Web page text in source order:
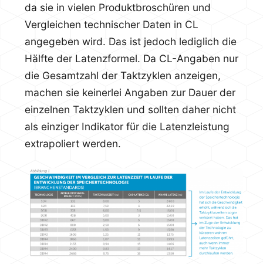
da sie in vielen Produktbroschüren und
Vergleichen technischer Daten in CL
angegeben wird. Das ist jedoch lediglich die
Hälfte der Latenzformel. Da CL-Angaben nur
die Gesamtzahl der Taktzyklen anzeigen,
machen sie keinerlei Angaben zur Dauer der
einzelnen Taktzyklen und sollten daher nicht
als einziger Indikator für die Latenzleistung
extrapoliert werden.